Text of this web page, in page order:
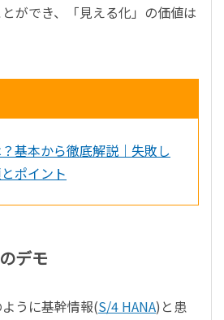
ができ、「見える化」の価値は
基本から徹底解説｜失敗し
ポイント
デモ
うに基幹情報(S/4 HANA)と患